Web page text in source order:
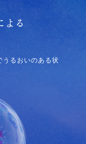
よる
うるおいのある状